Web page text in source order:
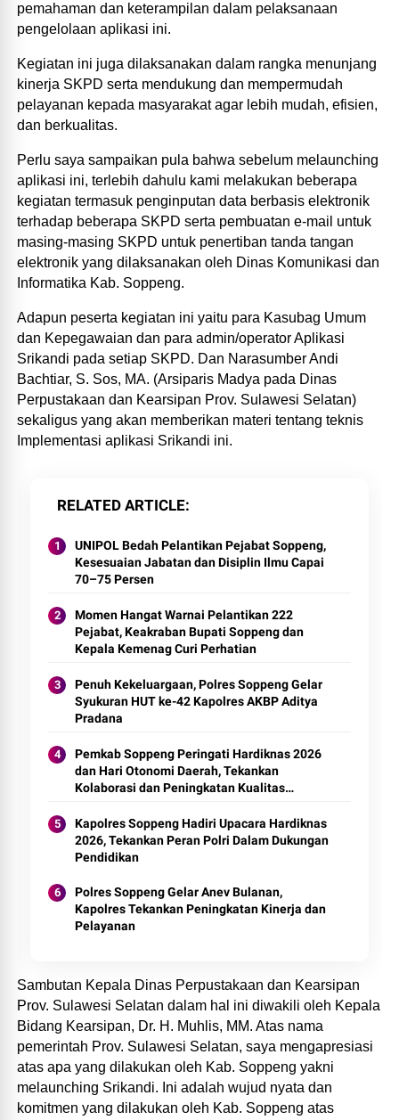
pemahaman dan keterampilan dalam pelaksanaan
pengelolaan aplikasi ini.
Kegiatan ini juga dilaksanakan dalam rangka menunjang
kinerja SKPD serta mendukung dan mempermudah
pelayanan kepada masyarakat agar lebih mudah, efisien,
dan berkualitas.
Perlu saya sampaikan pula bahwa sebelum melaunching
aplikasi ini, terlebih dahulu kami melakukan beberapa
kegiatan termasuk penginputan data berbasis elektronik
terhadap beberapa SKPD serta pembuatan e-mail untuk
masing-masing SKPD untuk penertiban tanda tangan
elektronik yang dilaksanakan oleh Dinas Komunikasi dan
Informatika Kab. Soppeng.
Adapun peserta kegiatan ini yaitu para Kasubag Umum
dan Kepegawaian dan para admin/operator Aplikasi
Srikandi pada setiap SKPD. Dan Narasumber Andi
Bachtiar, S. Sos, MA. (Arsiparis Madya pada Dinas
Perpustakaan dan Kearsipan Prov. Sulawesi Selatan)
sekaligus yang akan memberikan materi tentang teknis
Implementasi aplikasi Srikandi ini.
RELATED ARTICLE
UNIPOL Bedah Pelantikan Pejabat Soppeng,
Kesesuaian Jabatan dan Disiplin Ilmu Capai
70–75 Persen
Momen Hangat Warnai Pelantikan 222
Pejabat, Keakraban Bupati Soppeng dan
Kepala Kemenag Curi Perhatian
Penuh Kekeluargaan, Polres Soppeng Gelar
Syukuran HUT ke-42 Kapolres AKBP Aditya
Pradana
Pemkab Soppeng Peringati Hardiknas 2026
dan Hari Otonomi Daerah, Tekankan
Kolaborasi dan Peningkatan Kualitas
Kapolres Soppeng Hadiri Upacara Hardiknas
2026, Tekankan Peran Polri Dalam Dukungan
Pendidikan
Polres Soppeng Gelar Anev Bulanan,
Kapolres Tekankan Peningkatan Kinerja dan
Pelayanan
Sambutan Kepala Dinas Perpustakaan dan Kearsipan
Prov. Sulawesi Selatan dalam hal ini diwakili oleh Kepala
Bidang Kearsipan, Dr. H. Muhlis, MM. Atas nama
pemerintah Prov. Sulawesi Selatan, saya mengapresiasi
atas apa yang dilakukan oleh Kab. Soppeng yakni
melaunching Srikandi. Ini adalah wujud nyata dan
komitmen yang dilakukan oleh Kab. Soppeng atas